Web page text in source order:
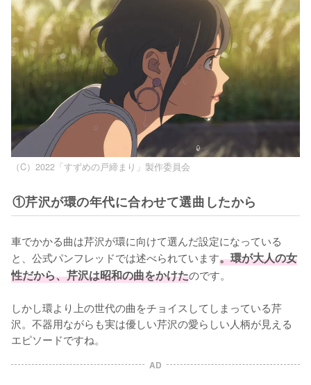
（C）2022「すずめの戸締まり」製作委員会
①芹沢が環の年代に合わせて選曲したから
車でかかる曲は芹沢が環に向けて選んだ設定になっている
と、公式パンフレッドでは述べられています。環が大人の女
性だから、芹沢は昭和の曲をかけたのです。
しかし環より上の世代の曲をチョイスしてしまっている芹
沢。不器用ながらも実は優しい芹沢の愛らしい人柄が見える
エピソードですね。
AD